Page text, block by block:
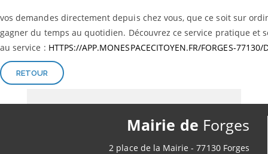
vos demandes directement depuis chez vous, que ce soit sur
gagner du temps au quotidien. Découvrez ce service pratique et
au service : HTTPS://APP.MONESPACECITOYEN.FR/FORGES-77130/
RETOUR
Mairie de Forges
2 place de la Mairie - 77130 Forges